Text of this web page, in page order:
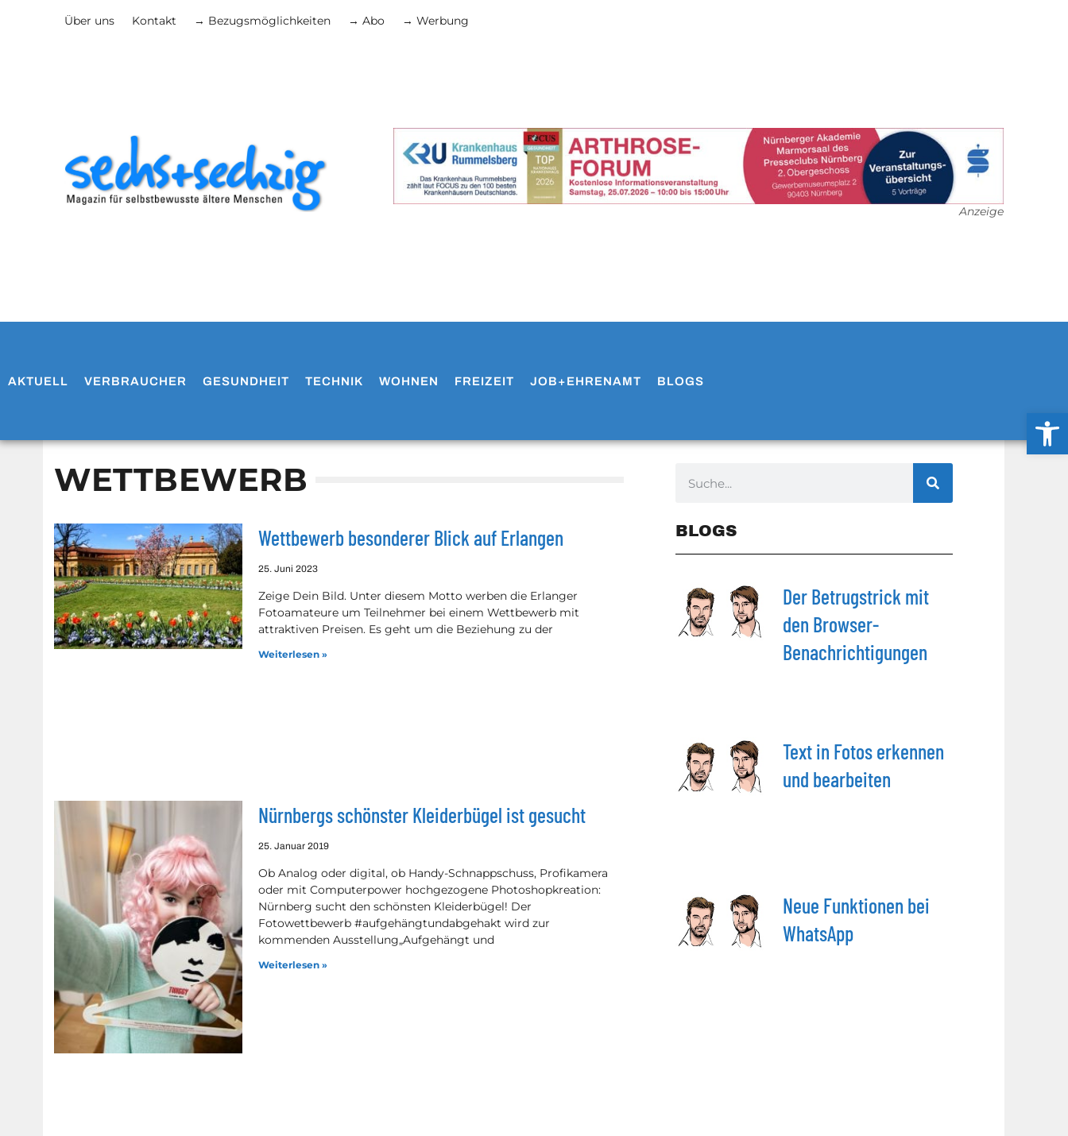
Über uns Kontakt → Bezugsmöglichkeiten → Abo → Werbung
Anzeige
AKTUELL VERBRAUCHER GESUNDHEIT TECHNIK WOHNEN FREIZEIT JOB+EHRENAMT BLOGS
WETTBEWERB
Wettbewerb besonderer Blick auf Erlangen
25. Juni 2023
Zeige Dein Bild. Unter diesem Motto werben die Erlanger
Fotoamateure um Teilnehmer bei einem Wettbewerb mit
attraktiven Preisen. Es geht um die Beziehung zu der
Weiterlesen »
Nürnbergs schönster Kleiderbügel ist gesucht
25. Januar 2019
Ob Analog oder digital, ob Handy-Schnappschuss, Profikamera
oder mit Computerpower hochgezogene Photoshopkreation:
Nürnberg sucht den schönsten Kleiderbügel! Der
Fotowettbewerb #aufgehängtundabgehakt wird zur
kommenden Ausstellung„Aufgehängt und
Weiterlesen »
BLOGS
Der Betrugstrick mit
den Browser-
Benachrichtigungen
Text in Fotos erkennen
und bearbeiten
Neue Funktionen bei
WhatsApp